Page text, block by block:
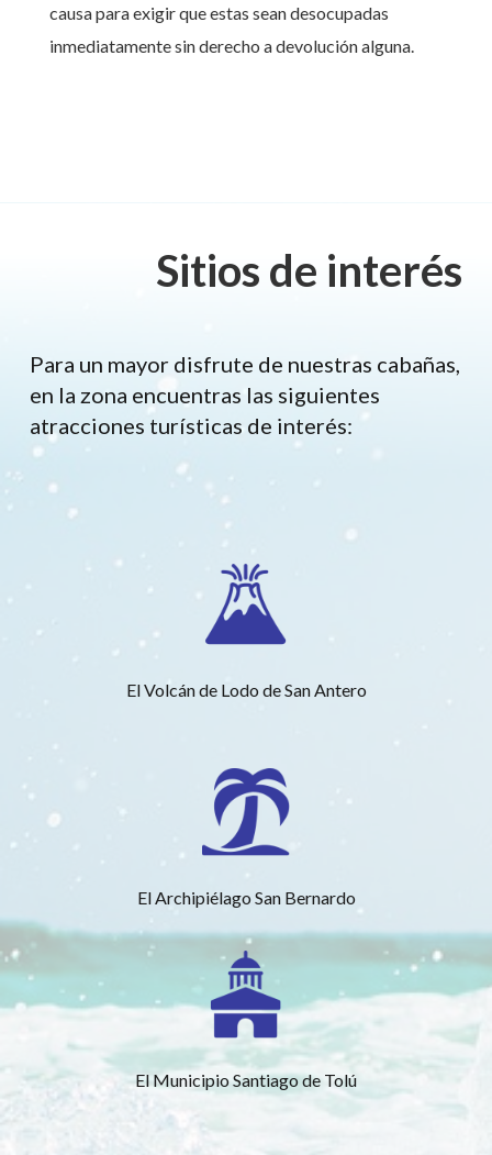
causa para exigir que estas sean desocupadas
inmediatamente sin derecho a devolución alguna.
Sitios de interés
Para un mayor disfrute de nuestras cabañas,
en la zona encuentras las siguientes
atracciones turísticas de interés:
El Volcán de Lodo de San Antero
El Archipiélago San Bernardo
El Municipio Santiago de Tolú